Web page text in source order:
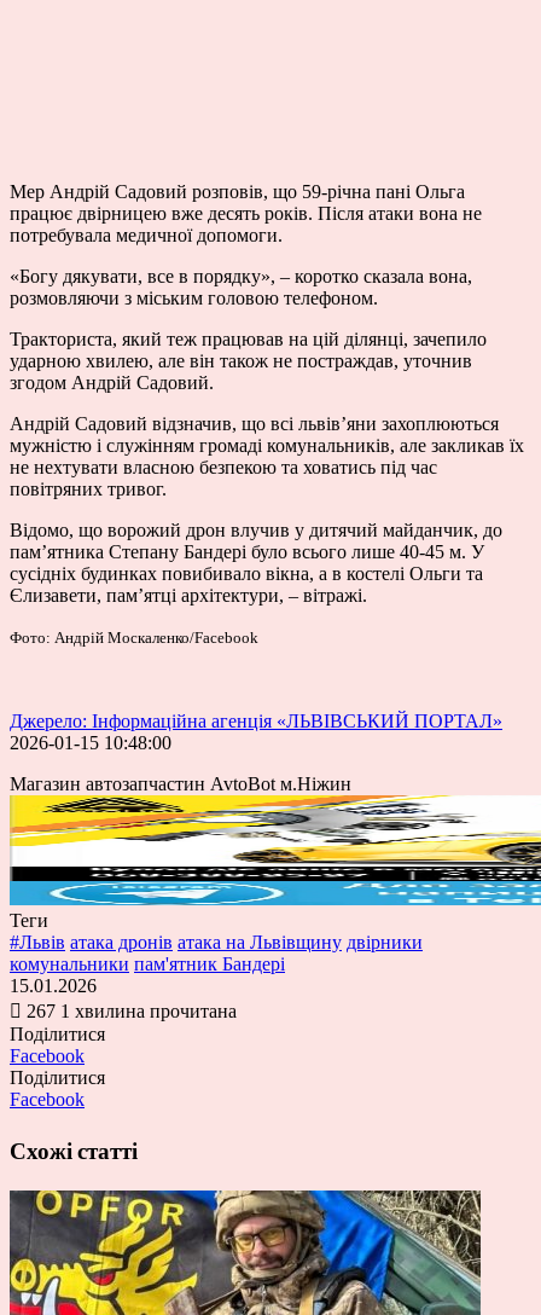
Мер Андрій Садовий розповів, що 59-річна пані Ольга
працює двірницею вже десять років. Після атаки вона не
потребувала медичної допомоги.
«Богу дякувати, все в порядку», – коротко сказала вона,
розмовляючи з міським головою телефоном.
Тракториста, який теж працював на цій ділянці, зачепило
ударною хвилею, але він також не постраждав, уточнив
згодом Андрій Садовий.
Андрій Садовий відзначив, що всі львів’яни захоплюються
мужністю і служінням громаді комунальників, але закликав їх
не нехтувати власною безпекою та ховатись під час
повітряних тривог.
Відомо, що ворожий дрон влучив у дитячий майданчик, до
пам’ятника Степану Бандері було всього лише 40-45 м. У
сусідніх будинках повибивало вікна, а в костелі Ольги та
Єлизавети, пам’ятці архітектури, – вітражі.
Фото: Андрій Москаленко/Facebook
Джерело: Інформаційна агенція «ЛЬВІВСЬКИЙ ПОРТАЛ»
2026-01-15 10:48:00
Магазин автозапчастин AvtoBot м.Ніжин
Теги
#Львів атака дронів атака на Львівщину двірники
комунальники пам'ятник Бандері
15.01.2026
267 1 хвилина прочитана
Поділитися
Facebook
Поділитися
Facebook
Схожі статті